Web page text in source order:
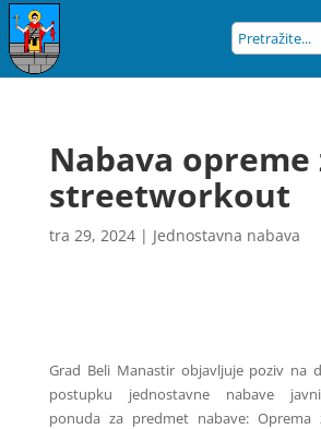
Nabava opreme
streetworkout
tra 29, 2024| Jednostavna nabava
Grad Beli Manastir objavljuje poziv na
postupku jednostavne nabave
ponuda za predmet nabave: Oprema